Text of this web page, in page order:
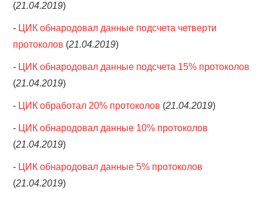
(21.04.2019)
- ЦИК обнародовал данные подсчета четверти
протоколов (21.04.2019)
- ЦИК обнародовал данные подсчета 15% протоколов
(21.04.2019)
- ЦИК обработал 20% протоколов (21.04.2019)
- ЦИК обнародовал данные 10% протоколов
(21.04.2019)
- ЦИК обнародовал данные 5% протоколов
(21.04.2019)